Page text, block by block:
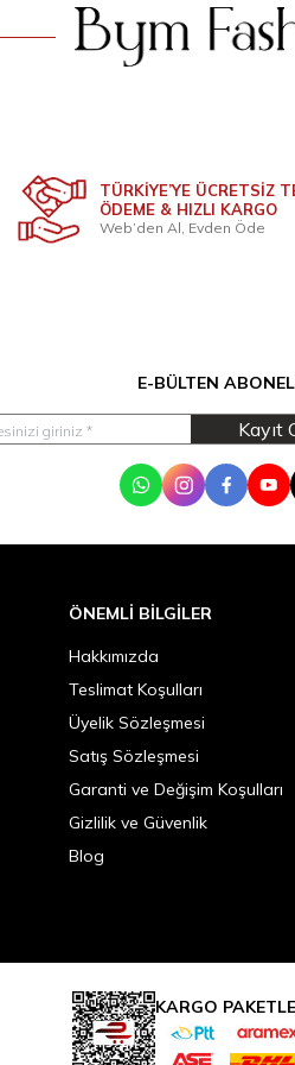
TÜRKİYE’YE ÜCRETSİZ
ÖDEME & HIZLI KARGO
Web’den Al, Evden Öde
E-BÜLTEN
Kayıt
WhatsAppInstagram
ÖNEMLI BILGILER
Hakkımızda
Teslimat Koşulları
Üyelik Sözleşmesi
Satış Sözleşmesi
Garanti ve Değişim Koşulları
Gizlilik ve Güvenlik
Blog
KARGO